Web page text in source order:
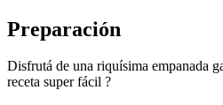
Preparación
Disfrutá de una riquísima empanada
receta super fácil ?